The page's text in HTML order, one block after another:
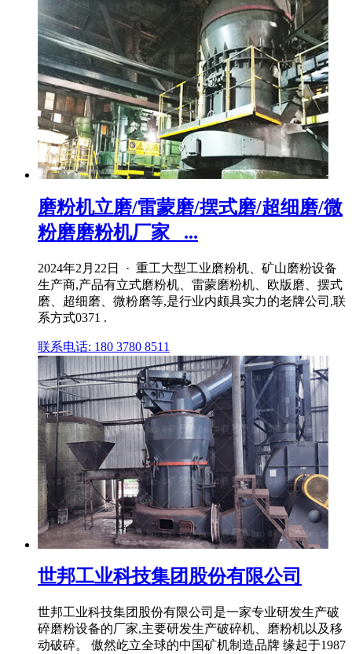
磨粉机立磨/雷蒙磨/摆式磨/超细磨/微
粉磨磨粉机厂家_ ...
2024年2月22日 · 重工大型工业磨粉机、矿山磨粉设备
生产商,产品有立式磨粉机、雷蒙磨粉机、欧版磨、摆式
磨、超细磨、微粉磨等,是行业内颇具实力的老牌公司,联
系方式0371 .
联系电话: 180 3780 8511
世邦工业科技集团股份有限公司
世邦工业科技集团股份有限公司是一家专业研发生产破
碎磨粉设备的厂家,主要研发生产破碎机、磨粉机以及移
动破碎。 傲然屹立全球的中国矿机制造品牌 缘起于1987